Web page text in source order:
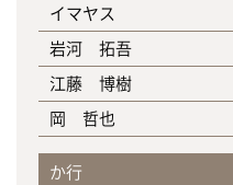
イマヤス
岩河 拓吾
江藤 博樹
岡 哲也
か行